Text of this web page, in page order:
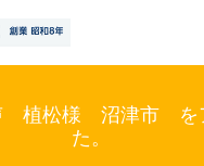
植松様 沼津市 を
た。